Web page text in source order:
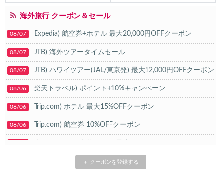
海外旅行 クーポン＆セール
08/07 Expedia) 航空券+ホテル 最大20,000円OFFクーポン
08/07 JTB) 海外ツアータイムセール
08/07 JTB) ハワイツアー(JAL/東京発) 最大12,000円OFFクーポン
08/06 楽天トラベル) ポイント+10%キャンペーン
08/06 Trip.com) ホテル 最大15%OFFクーポン
08/06 Trip.com) 航空券 10%OFFクーポン
HIS) 海外航空券タイムセール
＋ クーポンを登録する